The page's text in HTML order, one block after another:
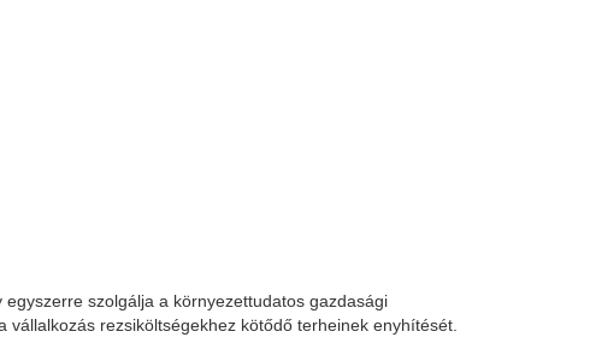
szolgálja a környezettudatos gazdasági
rezsiköltségekhez kötődő terheinek enyhítését.